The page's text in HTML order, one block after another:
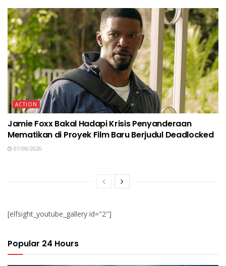
ACTION
Jamie Foxx Bakal Hadapi Krisis Penyanderaan
Mematikan di Proyek Film Baru Berjudul Deadlocked
07/08/2026
[elfsight_youtube_gallery id="2"]
Popular 24 Hours